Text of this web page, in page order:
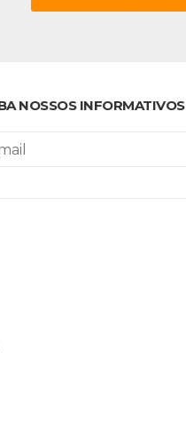
NOSSOS INFORMATIVOS